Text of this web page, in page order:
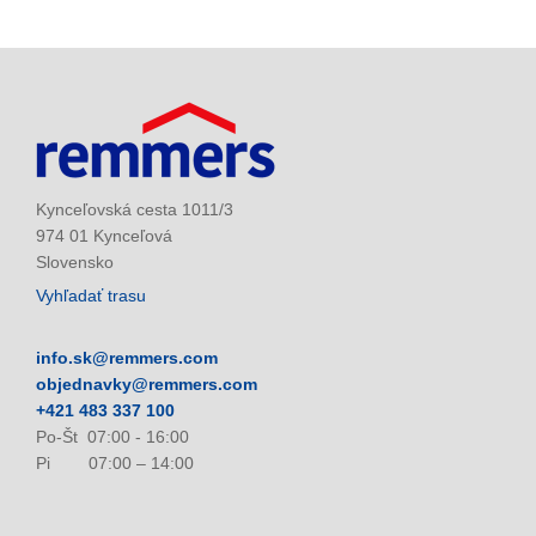
Kynceľovská cesta 1011/3
974 01 Kynceľová
Slovensko
Vyhľadať trasu
info.sk@remmers.com
objednavky@remmers.com
+421 483 337 100
Po-Št 07:00 - 16:00
Pi 07:00 – 14:00